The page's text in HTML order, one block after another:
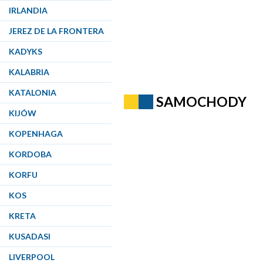
IRLANDIA
JEREZ DE LA FRONTERA
KADYKS
KALABRIA
KATALONIA
KIJÓW
KOPENHAGA
KORDOBA
KORFU
KOS
KRETA
KUSADASI
LIVERPOOL
SAMOCHODY